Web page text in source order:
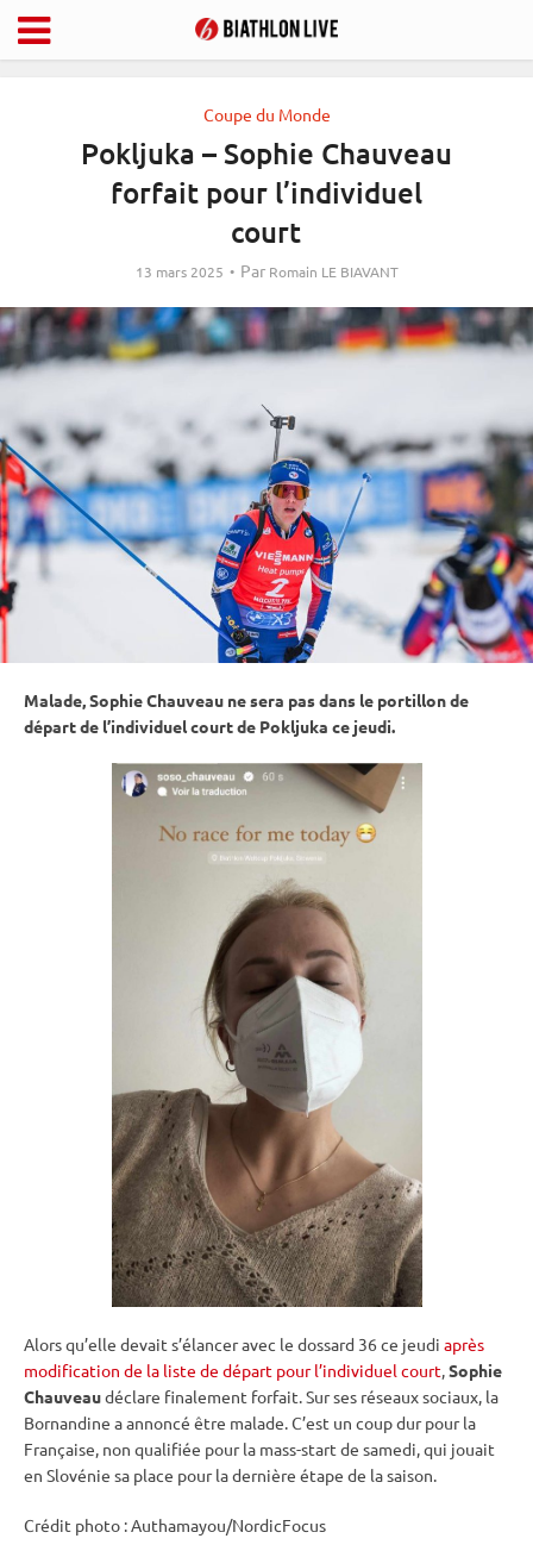
Coupe du Monde
Pokljuka – Sophie Chauveau
forfait pour l’individuel
court
13 mars 2025 Par Romain LE BIAVANT
Malade, Sophie Chauveau ne sera pas dans le portillon de
départ de l’individuel court de Pokljuka ce jeudi.
Alors qu’elle devait s’élancer avec le dossard 36 ce jeudi après
modification de la liste de départ pour l’individuel court,Sophie
Chauveaudéclare finalement forfait. Sur ses réseaux sociaux, la
Bornandine a annoncé être malade. C’est un coup dur pour la
Française, non qualifiée pour la mass-start de samedi, qui jouait
en Slovénie sa place pour la dernière étape de la saison.
Crédit photo : Authamayou/NordicFocus